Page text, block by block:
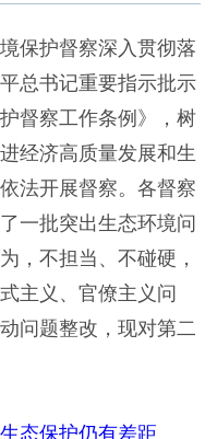
护督察深入贯彻落
总书记重要指示批示
督察工作条例》，树
经济高质量发展和生
法开展督察。各督察
一批突出生态环境问
，不担当、不碰硬，
主义、官僚主义问
问题整改，现对第二
态保护仍有差距